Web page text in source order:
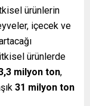
ürünlerin
içecek ve
ürünlerde
milyon ton,
31 milyon ton